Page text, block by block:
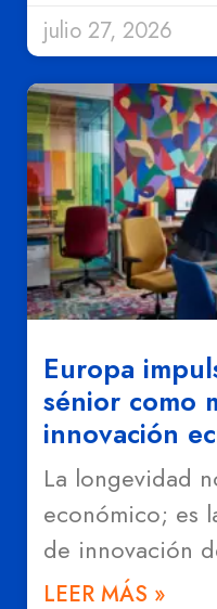
julio 27, 2026
Europa
sénior como
innovación
La longevidad
económico; es
de innovación
LEER MÁS »